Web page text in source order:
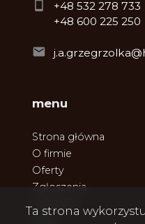
+48 532 278 733
+48 600 225 250
menu
Strona główna
O firmie
Oferty
Zgłoszenia
Ta strona